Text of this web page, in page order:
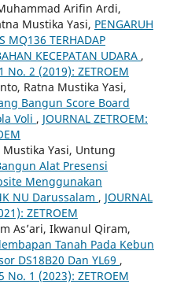
Arifin Ardi,
Mustika Yasi, PENGARUH
MQ136 TERHADAP
KECEPATAN UDARA ,
No. 2 (2019): ZETROEM
Ratna Mustika Yasi,
Bangun Score Board
Voli , JOURNAL ZETROEM:
Yasi, Untung
Alat Presensi
Menggunakan
NU Darussalam , JOURNAL
ZETROEM
As’ari, Ikwanul Qiram,
Tanah Pada Kebun
DS18B20 Dan YL69 ,
No. 1 (2023): ZETROEM